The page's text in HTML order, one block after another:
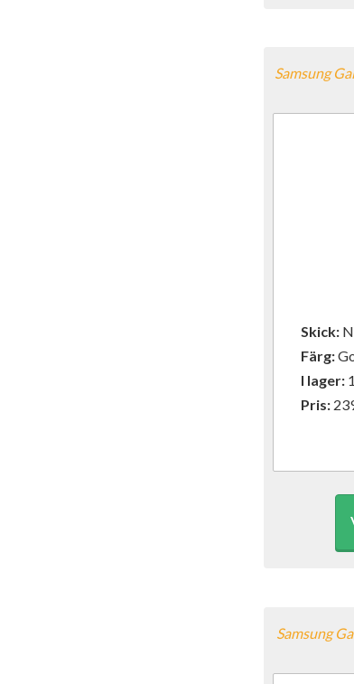
Samsung
Skick:
Färg:
I lager: 1
Pris:
Samsung